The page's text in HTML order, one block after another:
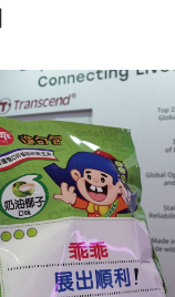
分別代表警告、異